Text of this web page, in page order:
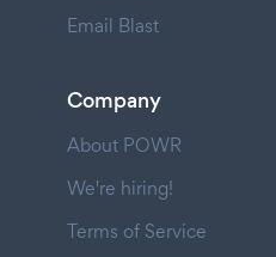
Email Blast
Company
About POWR
We're hiring!
Terms of Service